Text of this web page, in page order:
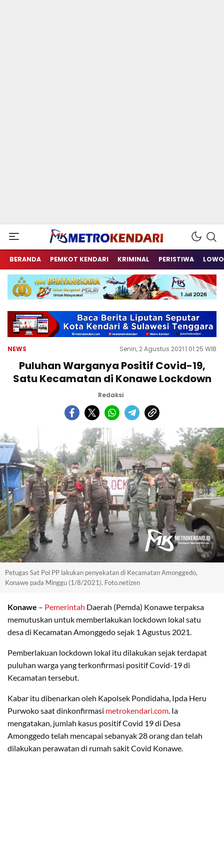
metrokendari
Berita Terkini Sulawesi Tenggara
BERANDA PEMKOT KENDARI KRIMINAL PERISTIWA
NEWS Senin, 2 Agustus 2021 | 01:25 WIB
Puluhan Warganya Positif Covid-19,
Satu Kecamatan di Konawe Lockdown
Redaksi
Petugas Sat Pol PP lakukan penyekatan di Kecamatan Amonggedo,
Konawe pada Minggu (1/8/2021). Foto.netizen
Konawe – Pemerintah Daerah (Pemda) Konawe terpaksa
memutuskan untuk memberlakukan lockdown lokal satu
desa di Kecamatan Amonggedo sejak 1 Agustus 2021.
Pemberlakuan lockdown lokal itu dilakukan sejak terdapat
puluhan warga yang terkonfirmasi positif Covid-19 di
Kecamatan tersebut.
Kabar itu dibenarkan oleh Kapolsek Pondidaha, Ipda Heru
Purwoko saat dinkonfirmasi metrokendari.com. Ia
mengatakan, jumlah kasus positif Covid 19 di Desa
Amonggedo telah mencapai sebanyak 28 orang dan telah
dilakukan perawatan di rumah sakit Covid Konawe.